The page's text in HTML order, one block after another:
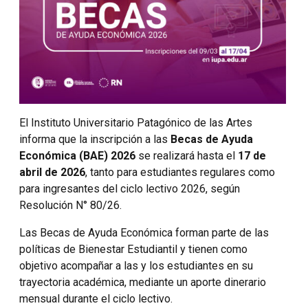
El Instituto Universitario Patagónico de las Artes
informa que la inscripción a las Becas de Ayuda
Económica (BAE) 2026 se realizará hasta el 17 de
abril de 2026, tanto para estudiantes regulares como
para ingresantes del ciclo lectivo 2026, según
Resolución N° 80/26.
Las Becas de Ayuda Económica forman parte de las
políticas de Bienestar Estudiantil y tienen como
objetivo acompañar a las y los estudiantes en su
trayectoria académica, mediante un aporte dinerario
mensual durante el ciclo lectivo.